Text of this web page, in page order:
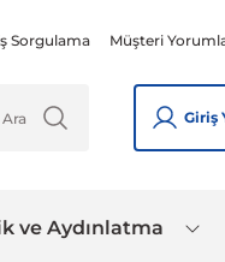
Sorgulama Müşteri
Giriş
ve Aydınlatma